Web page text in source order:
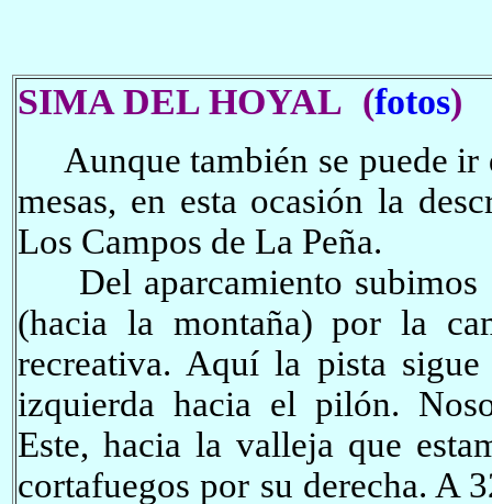
SIMA DEL HOYAL (fotos)
Aunque también se puede
mesas, en esta ocasión la
Los Campos de La Peña.
Del aparcamiento
(hacia la montaña) por la
recreativa. Aquí la pista
izquierda hacia el pilón.
Este, hacia la valleja que
cortafuegos por su derecha. A